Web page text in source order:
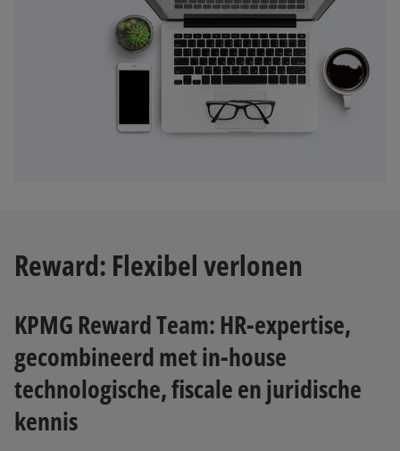
Reward: Flexibel verlonen
KPMG Reward Team: HR-expertise,
gecombineerd met in-house
technologische, fiscale en juridische
kennis